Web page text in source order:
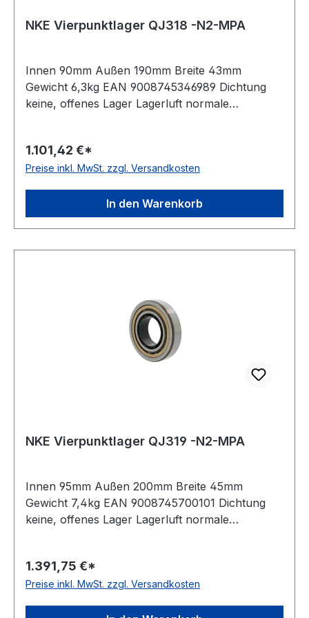
NKE Vierpunktlager QJ318 -N2-MPA
Innen 90mm Außen 190mm Breite 43mm
Gewicht 6,3kg EAN 9008745346989 Dichtung
keine, offenes Lager Lagerluft normale
Außenring zwei um 180 Grad versetzte
Haltenuten im Außenring Toleranzklasse
geteilter Innenring
1.101,42 €*
Preise inkl. MwSt. zzgl. Versandkosten
In den Warenkorb
NKE Vierpunktlager QJ319 -N2-MPA
Innen 95mm Außen 200mm Breite 45mm
Gewicht 7,4kg EAN 9008745700101 Dichtung
keine, offenes Lager Lagerluft normale
Außenring zwei um 180 Grad versetzte
Haltenuten im Außenring Toleranzklasse
1.391,75 €*
Preise inkl. MwSt. zzgl. Versandkosten